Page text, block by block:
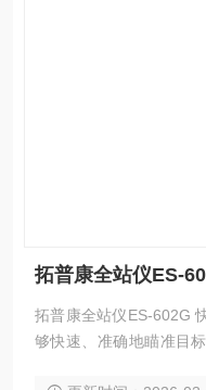
拓普康全站仪ES-
拓普康全站仪ES-602G
够快速、准确地瞄准目